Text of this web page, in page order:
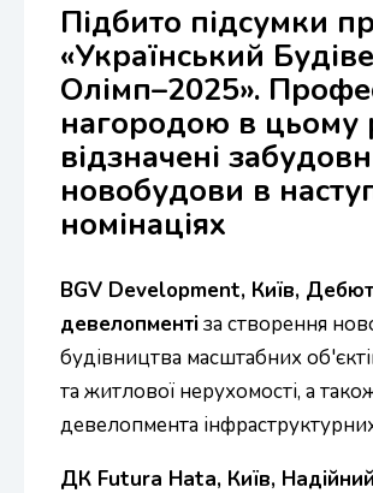
Підбито підсумки
«Український
Олімп–2025».
нагородою в цьому
відзначені
новобудови в
номінаціях
BGV Development, Київ,
девелопментіза створення
будівництва масштабних
та житлової нерухомості, а
девелопмента
ДК Futura Hata, Київ,